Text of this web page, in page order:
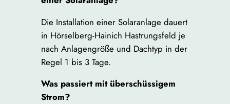
Die Installation einer Solaranlage dauert
in Hörselberg-Hainich Hastrungsfeld je
nach Anlagengröße und Dachtyp in der
Regel 1 bis 3 Tage.
Was passiert mit überschüssigem
Strom?